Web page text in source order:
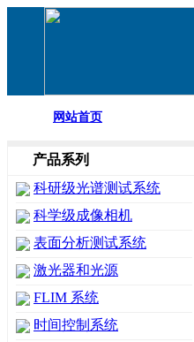
网站首页
产品系列
科研级光谱测试系统
科学级成像相机
表面分析测试系统
激光器和光源
FLIM 系统
时间控制系统